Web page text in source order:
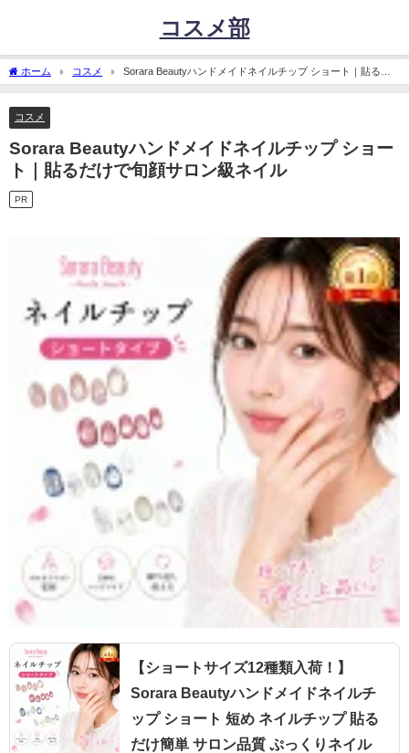
コスメ部
ホーム コスメ
Sorara Beautyハンドメイドネイルチップ ショート｜貼るだ
けで旬顔サロン級ネイル
コスメ
Sorara Beautyハンドメイドネイルチップ ショー
ト｜貼るだけで旬顔サロン級ネイル
PR
【ショートサイズ12種類入荷！】
Sorara Beautyハンドメイドネイルチ
ップ ショート 短め ネイルチップ 貼る
だけ簡単 サロン品質 ぷっくりネイル